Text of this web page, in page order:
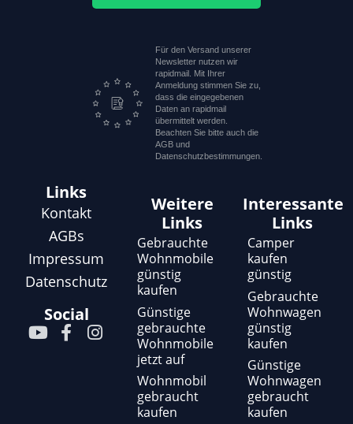
Für den Versand unserer
Newsletter nutzen wir
rapidmail. Mit Ihrer
Anmeldung stimmen Sie zu,
dass die eingegebenen
Daten an rapidmail
übermittelt werden.
Beachten Sie bitte auch die
AGB und
Datenschutzbestimmungen.
Links
Kontakt
AGBs
Impressum
Datenschutz
Social
Y F
a
I
Weitere
Links
Gebrauchte
Wohnmobile
günstig
kaufen
Günstige
gebrauchte
Wohnmobile
jetzt auf
Wohnmobil
gebraucht
kaufen
Interessante
Links
Camper
kaufen
günstig
Gebrauchte
Wohnwagen
günstig
kaufen
Günstige
Wohnwagen
gebraucht
kaufen